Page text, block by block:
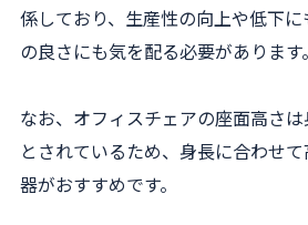
係しており、生産性の向上や低下
の良さにも気を配る必要があります。
なお、オフィスチェアの座面高さ
とされているため、身長に合わせ
器がおすすめです。